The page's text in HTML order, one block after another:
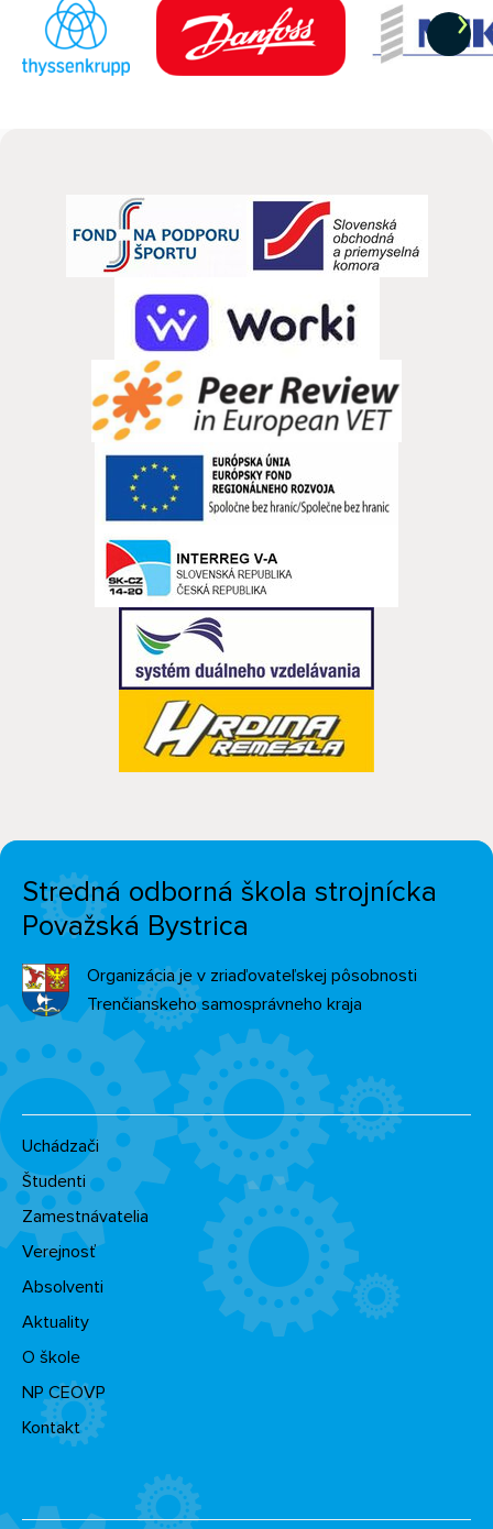
Stredná odborná škola strojnícka
Považská Bystrica
Organizácia je v zriaďovateľskej pôsobnosti
Trenčianskeho samosprávneho kraja
Uchádzači
Študenti
Zamestnávatelia
Verejnosť
Absolventi
Aktuality
O škole
NP CEOVP
Kontakt